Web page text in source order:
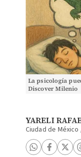
La psicología
Discover Milenio
YARELI
Ciudad de México